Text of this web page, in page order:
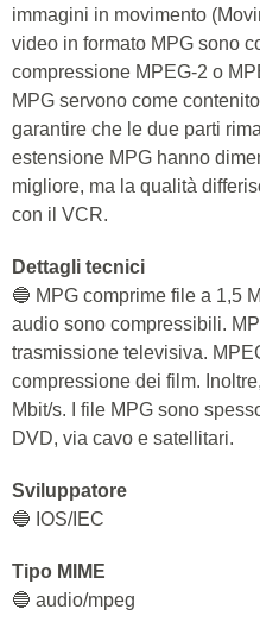
immagini in movimento
video in formato MPG sono
compressione MPEG-2 o
MPG servono come
garantire che le due parti
estensione MPG hanno
migliore, ma la qualità
con il VCR.
Dettagli tecnici
🔵 MPG comprime file a 1,5
audio sono compressibili.
trasmissione televisiva.
compressione dei film.
Mbit/s. I file MPG sono
DVD, via cavo e satellitari.
Sviluppatore
🔵 IOS/IEC
Tipo MIME
🔵 audio/mpeg